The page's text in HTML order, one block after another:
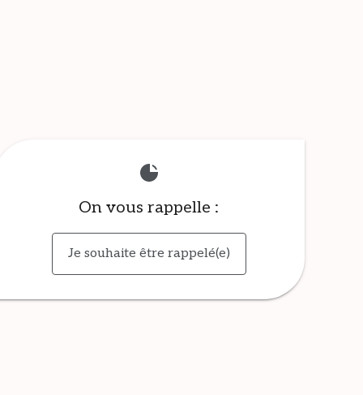
On vous rappelle :
Je souhaite être rappelé(e)